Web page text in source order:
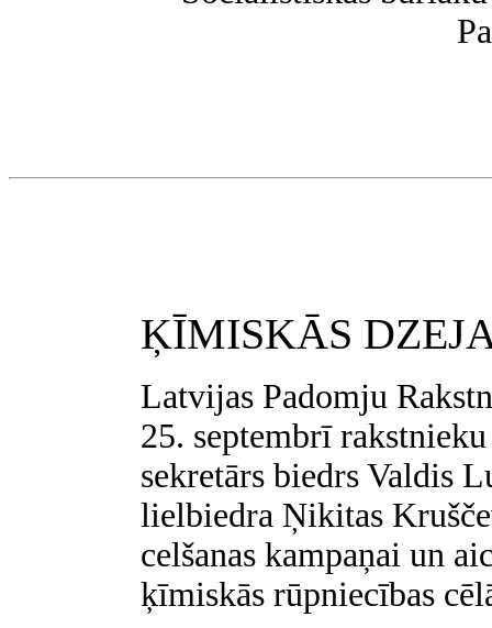
ĶĪMISKĀS
Latvijas Padomju
25. septembrī
sekretārs biedrs Valdis
lielbiedra Ņikitas
celšanas kampaņai un
ķīmiskās rūpniecības